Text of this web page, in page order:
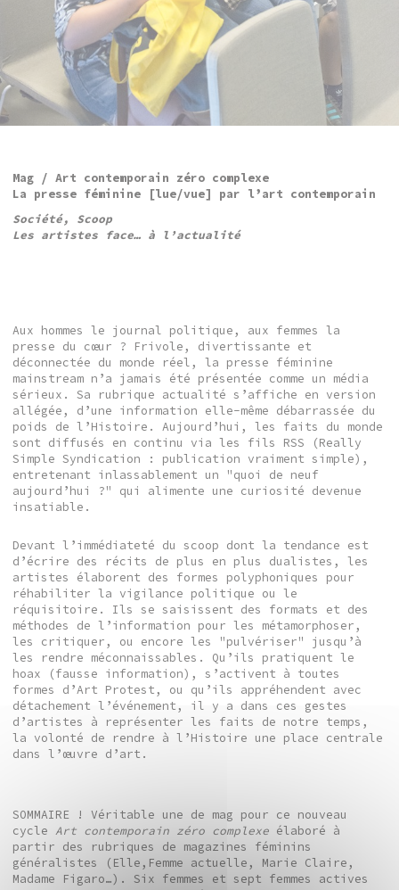
Mag / Art contemporain zéro complexe
La presse féminine [lue/vue] par l’art contemporain
Société, Scoop
Les artistes face… à l’actualité
Aux hommes le journal politique, aux femmes la
presse du cœur ? Frivole, divertissante et
déconnectée du monde réel, la presse féminine
mainstream n’a jamais été présentée comme un média
sérieux. Sa rubrique actualité s’affiche en version
allégée, d’une information elle-même débarrassée du
poids de l’Histoire. Aujourd’hui, les faits du monde
sont diffusés en continu via les fils RSS (Really
Simple Syndication : publication vraiment simple),
entretenant inlassablement un "quoi de neuf
aujourd’hui ?" qui alimente une curiosité devenue
insatiable.
Devant l’immédiateté du scoop dont la tendance est
d’écrire des récits de plus en plus dualistes, les
artistes élaborent des formes polyphoniques pour
réhabiliter la vigilance politique ou le
réquisitoire. Ils se saisissent des formats et des
méthodes de l’information pour les métamorphoser,
les critiquer, ou encore les "pulvériser" jusqu’à
les rendre méconnaissables. Qu’ils pratiquent le
hoax (fausse information), s’activent à toutes
formes d’Art Protest, ou qu’ils appréhendent avec
détachement l’événement, il y a dans ces gestes
d’artistes à représenter les faits de notre temps,
la volonté de rendre à l’Histoire une place centrale
dans l’œuvre d’art.
SOMMAIRE ! Véritable une de mag pour ce nouveau
cycleArt contemporain zéro complexe élaboré à
partir des rubriques de magazines féminins
généralistes (Elle,Femme actuelle, Marie Claire,
Madame Figaro…). Six femmes et sept femmes actives